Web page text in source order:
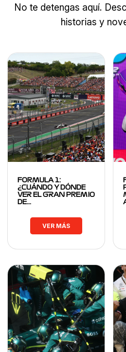
No te detengas aquí.
historias y
FORMULA 1:
¿CUÁNDO Y DÓNDE
VER EL GRAN PREMIO
DE…
VER MÁS